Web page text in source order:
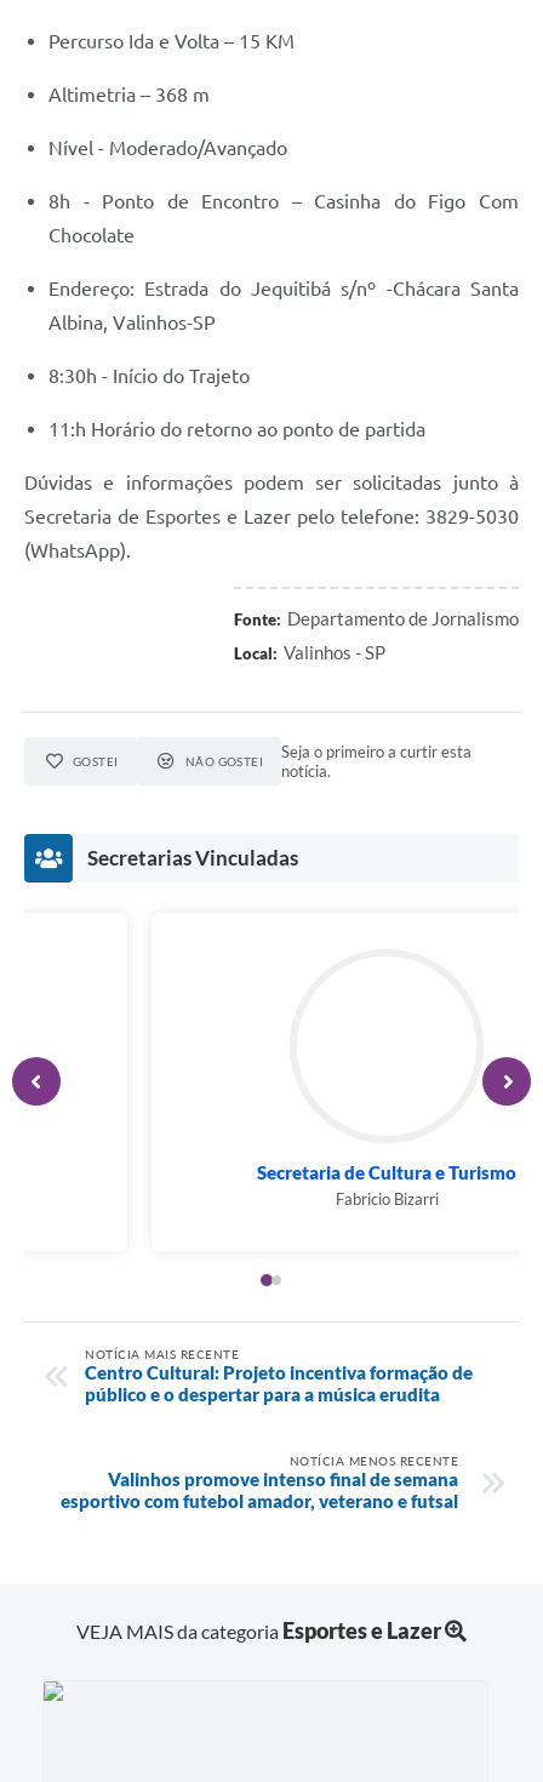
Percurso Ida e Volta – 15 KM
Altimetria – 368 m
Nível - Moderado/Avançado
8h - Ponto de Encontro – Casinha do Figo Com
Chocolate
Endereço: Estrada do Jequitibá s/nº -Chácara Santa
Albina, Valinhos-SP
8:30h - Início do Trajeto
11:h Horário do retorno ao ponto de partida
Dúvidas e informações podem ser solicitadas junto à
Secretaria de Esportes e Lazer pelo telefone: 3829-5030
(WhatsApp).
Fonte: Departamento de Jornalismo
Local: Valinhos - SP
GOSTEI NÃO GOSTEI
Seja o primeiro a curtir esta
notícia.
Secretarias Vinculadas
Secretaria de Esportes e Lazer
NOTÍCIA MAIS RECENTE
Centro Cultural: Projeto incentiva formação de
público e o despertar para a música erudita
NOTÍCIA MENOS RECENTE
Valinhos promove intenso final de semana
esportivo com futebol amador, veterano e futsal
VEJA MAIS da categoria Esportes e Lazer